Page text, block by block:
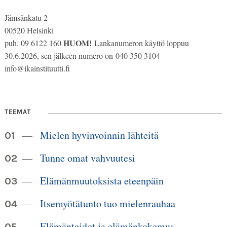
Jämsänkatu 2
00520 Helsinki
puh. 09 6122 160HUOM! Lankanumeron käyttö loppuu
30.6.2026, sen jälkeen numero on 040 350 3104
info@ikainstituutti.fi
TEEMAT
Mielen hyvinvoinnin lähteitä
Tunne omat vahvuutesi
Elämänmuutoksista eteenpäin
Itsemyötätunto tuo mielenrauhaa